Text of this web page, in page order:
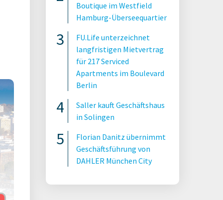
Boutique im Westfield
Hamburg-Überseequartier
FU.Life unterzeichnet
langfristigen Mietvertrag
für 217 Serviced
Apartments im Boulevard
Berlin
Saller kauft Geschäftshaus
in Solingen
Florian Danitz übernimmt
Geschäftsführung von
DAHLER München City